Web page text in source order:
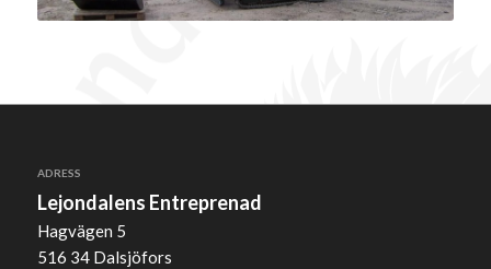
ADRESS
Lejondalens Entreprenad
Hagvägen 5
516 34 Dalsjöfors